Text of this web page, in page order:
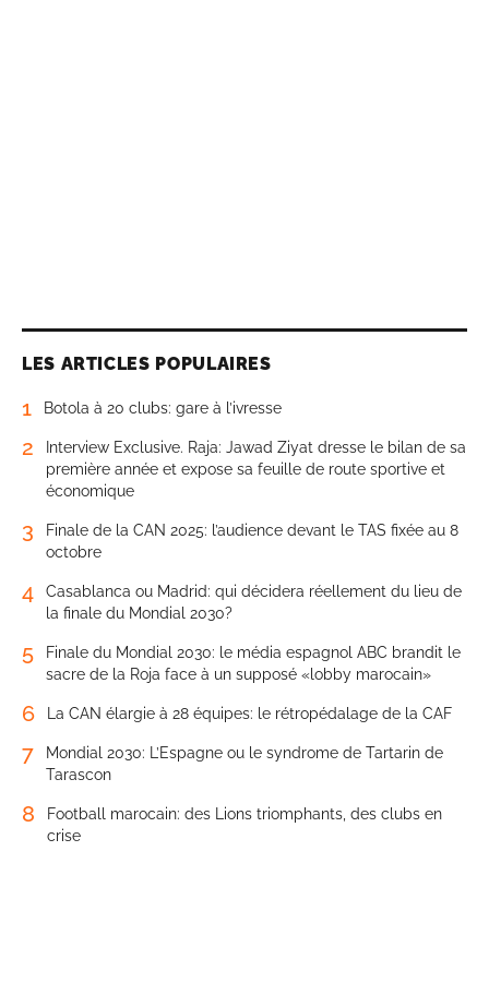
LES ARTICLES POPULAIRES
1 Botola à 20 clubs: gare à l’ivresse
2
Interview Exclusive. Raja: Jawad Ziyat dresse le bilan de sa
première année et expose sa feuille de route sportive et
économique
3
Finale de la CAN 2025: l’audience devant le TAS fixée au 8
octobre
4
Casablanca ou Madrid: qui décidera réellement du lieu de
la finale du Mondial 2030?
5
Finale du Mondial 2030: le média espagnol ABC brandit le
sacre de la Roja face à un supposé «lobby marocain»
6 La CAN élargie à 28 équipes: le rétropédalage de la CAF
7
Mondial 2030: L’Espagne ou le syndrome de Tartarin de
Tarascon
8
Football marocain: des Lions triomphants, des clubs en
crise